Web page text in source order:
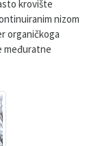
krovište
nizom
organičkoga
međuratne